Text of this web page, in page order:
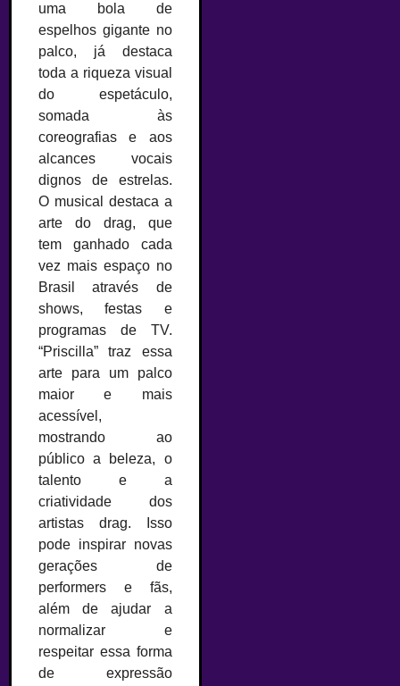
uma bola de
espelhos gigante no
palco, já destaca
toda a riqueza visual
do espetáculo,
somada às
coreografias e aos
alcances vocais
dignos de estrelas.
O musical destaca a
arte do drag, que
tem ganhado cada
vez mais espaço no
Brasil através de
shows, festas e
programas de TV.
“Priscilla” traz essa
arte para um palco
maior e mais
acessível,
mostrando ao
público a beleza, o
talento e a
criatividade dos
artistas drag. Isso
pode inspirar novas
gerações de
performers e fãs,
além de ajudar a
normalizar e
respeitar essa forma
de expressão